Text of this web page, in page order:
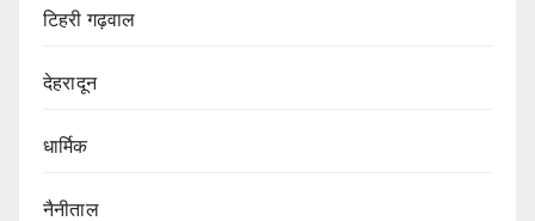
टिहरी गढ़वाल
देहरादून
धार्मिक
नैनीताल